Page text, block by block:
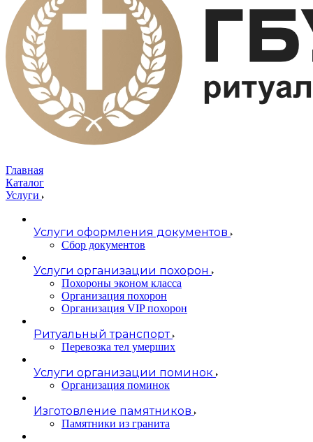
Главная
Каталог
Услуги
Услуги оформления документов
Сбор документов
Услуги организации похорон
Похороны эконом класса
Организация похорон
Организация VIP похорон
Ритуальный транспорт
Перевозка тел умерших
Услуги организации поминок
Организация поминок
Изготовление памятников
Памятники из гранита